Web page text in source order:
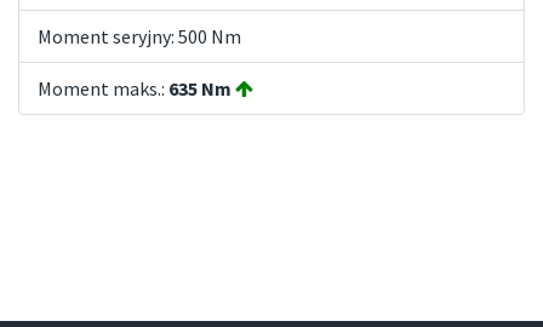
Moment seryjny: 500 Nm
Moment maks.: 635 Nm